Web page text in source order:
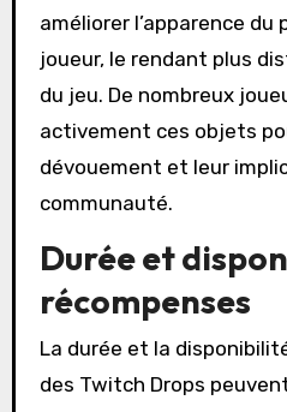
améliorer l’apparence du
joueur, le rendant plus
du jeu. De nombreux
activement ces objets
dévouement et leur
communauté.
Durée et
récompenses
La durée et la
des Twitch Drops